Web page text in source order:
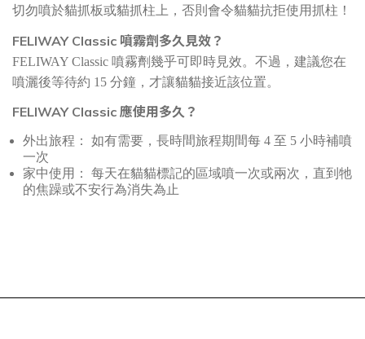
切勿噴於貓抓板或貓抓柱上，否則會令貓貓抗拒使用抓柱！
FELIWAY Classic 噴霧劑多久見效？
FELIWAY Classic 噴霧劑幾乎可即時見效。不過，建議您在
噴灑後等待約 15 分鐘，才讓貓貓接近該位置。
FELIWAY Classic 應使用多久？
外出旅程： 如有需要，長時間旅程期間每 4 至 5 小時補噴
一次
家中使用： 每天在貓貓標記的區域噴一次或兩次，直到牠
的焦躁或不安行為消失為止